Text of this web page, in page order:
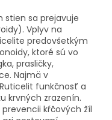
stien sa prejavuje
Vplyv na
predovšetkým
ktoré sú vo
prasličky,
Najmä v
funkčnosť a
krvných zrazenín.
kŕčových žíl